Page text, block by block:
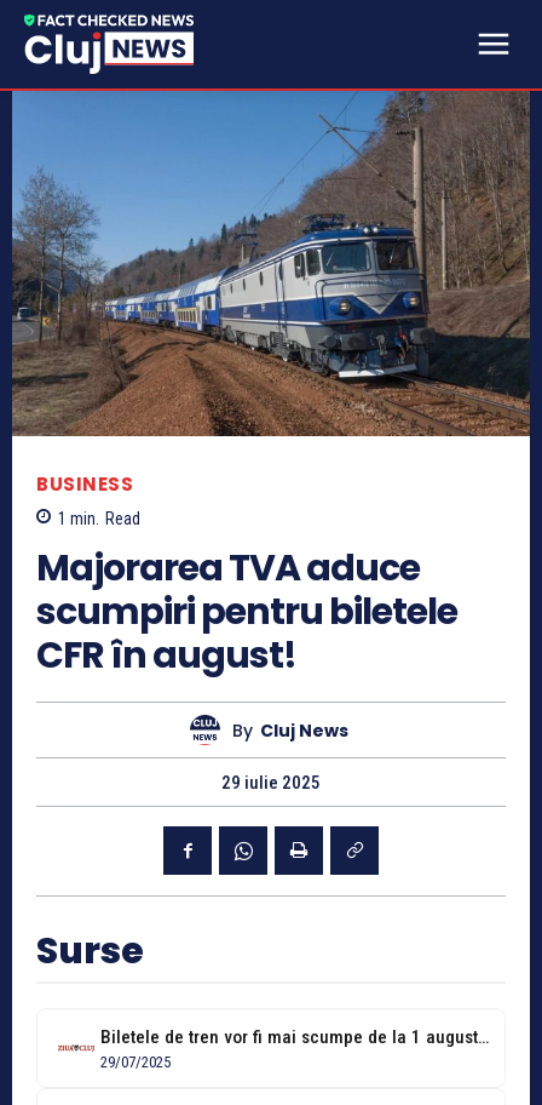
BUSINESS
1 min. Read
Majorarea TVA aduce
scumpiri pentru biletele
CFR în august!
By Cluj News
29 iulie 2025
Surse
Biletele de tren vor fi mai scumpe de la 1 august, din...
29/07/2025